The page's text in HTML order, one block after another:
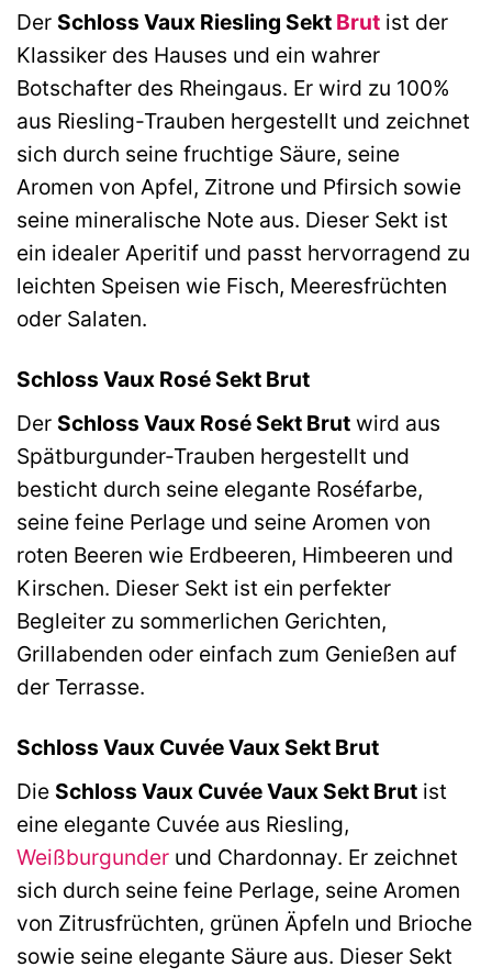
Der Schloss Vaux Riesling Sekt Brut ist der
Klassiker des Hauses und ein wahrer
Botschafter des Rheingaus. Er wird zu 100%
aus Riesling-Trauben hergestellt und zeichnet
sich durch seine fruchtige Säure, seine
Aromen von Apfel, Zitrone und Pfirsich sowie
seine mineralische Note aus. Dieser Sekt ist
ein idealer Aperitif und passt hervorragend zu
leichten Speisen wie Fisch, Meeresfrüchten
oder Salaten.
Schloss Vaux Rosé Sekt Brut
Der Schloss Vaux Rosé Sekt Brut wird aus
Spätburgunder-Trauben hergestellt und
besticht durch seine elegante Roséfarbe,
seine feine Perlage und seine Aromen von
roten Beeren wie Erdbeeren, Himbeeren und
Kirschen. Dieser Sekt ist ein perfekter
Begleiter zu sommerlichen Gerichten,
Grillabenden oder einfach zum Genießen auf
der Terrasse.
Schloss Vaux Cuvée Vaux Sekt Brut
Die Schloss Vaux Cuvée Vaux Sekt Brut ist
eine elegante Cuvée aus Riesling,
Weißburgunder und Chardonnay. Er zeichnet
sich durch seine feine Perlage, seine Aromen
von Zitrusfrüchten, grünen Äpfeln und Brioche
sowie seine elegante Säure aus. Dieser Sekt